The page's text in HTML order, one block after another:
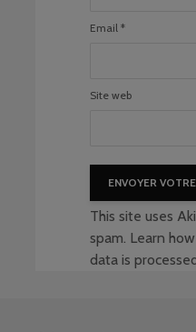
Email *
Site web
This site uses
spam. Learn
data is processed